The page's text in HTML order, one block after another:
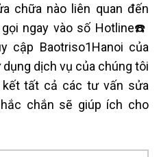
chữa nào liên quan đến
ngay vào số Hotline☎️
cập Baotriso1Hanoi của
dịch vụ của chúng tôi
tất cả các tư vấn sửa
chắn sẽ giúp ích cho